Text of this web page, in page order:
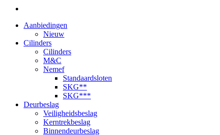
Aanbiedingen
Nieuw
Cilinders
Cilinders
M&C
Nemef
Standaardsloten
SKG**
SKG***
Deurbeslag
Veiligheidsbeslag
Kerntrekbeslag
Binnendeurbeslag